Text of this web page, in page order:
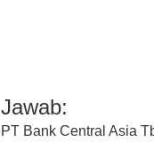
Jawab:
PT Bank Central Asia